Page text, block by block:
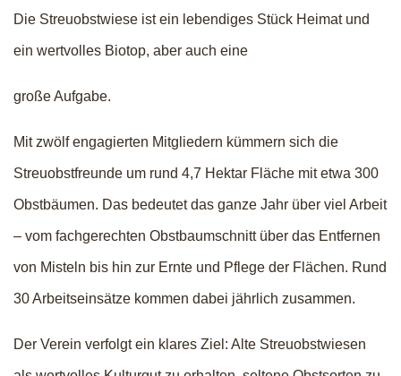
Die Streuobstwiese ist ein lebendiges Stück Heimat und
ein wertvolles Biotop, aber auch eine
große Aufgabe.
Mit zwölf engagierten Mitgliedern kümmern sich die
Streuobstfreunde um rund 4,7 Hektar Fläche mit etwa 300
Obstbäumen. Das bedeutet das ganze Jahr über viel Arbeit
– vom fachgerechten Obstbaumschnitt über das Entfernen
von Misteln bis hin zur Ernte und Pflege der Flächen. Rund
30 Arbeitseinsätze kommen dabei jährlich zusammen.
Der Verein verfolgt ein klares Ziel: Alte Streuobstwiesen